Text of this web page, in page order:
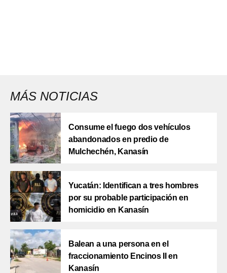
MÁS NOTICIAS
Consume el fuego dos vehículos
abandonados en predio de
Mulchechén, Kanasín
Yucatán: Identifican a tres hombres
por su probable participación en
homicidio en Kanasín
Balean a una persona en el
fraccionamiento Encinos II en
Kanasín